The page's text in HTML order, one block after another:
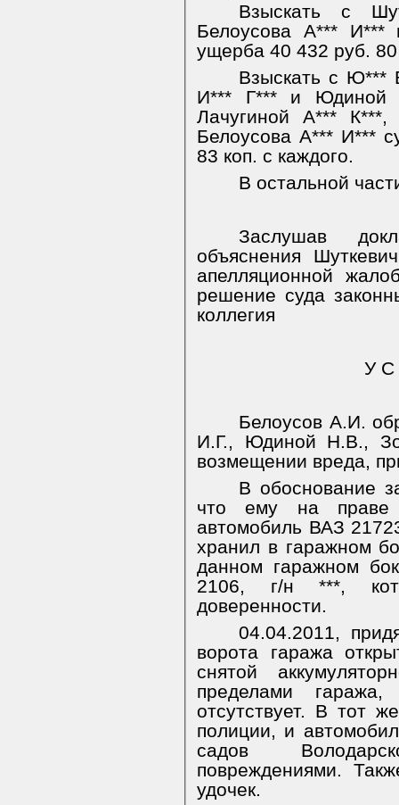
Взыскать с
Белоусова А*** И***
ущерба 40 432 руб. 80
Взыскать с Ю***
И*** Г*** и Юдиной
Лачугиной А***
Белоусова А*** И***
83 коп. с каждого.
В остальной
Заслушав
объяснения
апелляционной
решение суда
коллегия
У С
Белоусов А.И.
И.Г., Юдиной Н.В.,
возмещении вреда,
В обоснование
что ему на праве
автомобиль ВАЗ
хранил в гаражном
данном гаражном
2106, г/н ***,
доверенности.
04.04.2011,
ворота гаража
снятой
пределами
отсутствует. В тот
полиции, и
садов
повреждениями.
удочек.